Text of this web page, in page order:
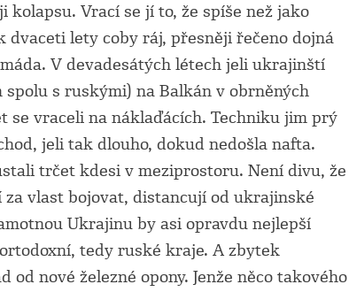
Vrací se jí to, že spíše než jako
lety coby ráj, přesněji řečeno dojná
V devadesátých létech jeli ukrajinští
s ruskými) na Balkán v obrněných
se vraceli na náklaďácích. Techniku jim prý
jeli tak dlouho, dokud nedošla nafta.
trčet kdesi v meziprostoru. Není divu, že
vlast bojovat, distancují od ukrajinské
Ukrajinu by asi opravdu nejlepší
tedy ruské kraje. A zbytek
nové železné opony. Jenže něco takového